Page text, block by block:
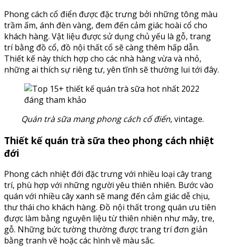
Phong cách cổ điển được đặc trưng bởi những tông màu
trầm ấm, ánh đèn vàng, đem đến cảm giác hoài cổ cho
khách hàng. Vật liệu được sử dụng chủ yếu là gỗ, trang
trí bằng đồ cổ, đồ nội thất cổ sẽ càng thêm hấp dẫn.
Thiết kế này thích hợp cho các nhà hàng vừa và nhỏ,
những ai thích sự riêng tư, yên tĩnh sẽ thường lui tới đây.
Quán trà sữa mang phong cách cổ điển, vintage.
Thiết kế quán trà sữa theo phong cách nhiệt
đới
Phong cách nhiệt đới đặc trưng với nhiều loại cây trang
trí, phù hợp với những người yêu thiên nhiên. Bước vào
quán với nhiều cây xanh sẽ mang đến cảm giác dễ chịu,
thư thái cho khách hàng. Đồ nội thất trong quán ưu tiên
được làm bằng nguyên liệu từ thiên nhiên như mây, tre,
gỗ. Những bức tường thường được trang trí đơn giản
bằng tranh vẽ hoặc các hình vẽ màu sắc.